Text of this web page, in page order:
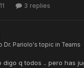
3 replies
Dr. Pariolo's topic in Teams
digo q todos .. pero has